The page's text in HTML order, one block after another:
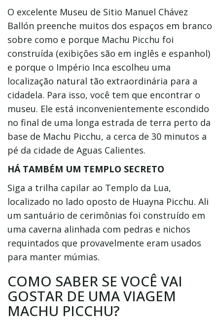
O excelente Museu de Sitio Manuel Chávez
Ballón preenche muitos dos espaços em branco
sobre como e porque Machu Picchu foi
construída (exibições são em inglês e espanhol)
e porque o Império Inca escolheu uma
localização natural tão extraordinária para a
cidadela. Para isso, você tem que encontrar o
museu. Ele está inconvenientemente escondido
no final de uma longa estrada de terra perto da
base de Machu Picchu, a cerca de 30 minutos a
pé da cidade de Aguas Calientes.
HÁ TAMBÉM UM TEMPLO SECRETO
Siga a trilha capilar ao Templo da Lua,
localizado no lado oposto de Huayna Picchu. Ali
um santuário de cerimônias foi construído em
uma caverna alinhada com pedras e nichos
requintados que provavelmente eram usados
para manter múmias.
COMO SABER SE VOCÊ VAI
GOSTAR DE UMA VIAGEM
MACHU PICCHU?